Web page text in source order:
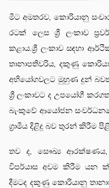
මීට අමතරව, කොරියානු
රටක් ලෙස ශ්‍රී ලංකාව
කළාය.ශ්‍රී ලංකාව සඳහා
තානාපතිවරිය, දකුණු
අභියෝගවලට මුහුණ දුන් බවත්,
ශ්‍රී ලංකාවට ද උපයෝගී
බැංකුවේ ආයෝජන
ග්‍රාමීය දිළිදු බව තුරන් කිරීම
තව ද, සෞඛ්‍ය ආරක්ෂණය,
විපර්යාස අවම කිරීම යන
දීමටද දකුණු කොරියානු